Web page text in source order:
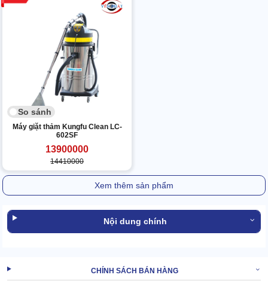
So sánh
Máy giặt thảm Kungfu Clean LC-
602SF
13900000
14410000
Xem thêm sản phẩm
Nội dung chính
CHÍNH SÁCH BÁN HÀNG